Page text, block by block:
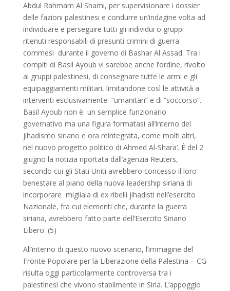
Abdul Rahmam Al Shami, per supervisionare i dossier
delle fazioni palestinesi e condurre un’indagine volta ad
individuare e perseguire tutti gli individui o gruppi
ritenuti responsabili di presunti crimini di guerra
commesi durante il governo di Bashar Al Assad. Tra i
compiti di Basil Ayoub vi sarebbe anche l’ordine, rivolto
ai gruppi palestinesi, di consegnare tutte le armi e gli
equipaggiamenti militari, limitandone così le attività a
interventi esclusivamente “umanitari” e di “soccorso”.
Basil Ayoub non è un semplice funzionario
governativo ma una figura formatasi all’interno del
jihadismo siriano e ora reintegrata, come molti altri,
nel nuovo progetto politico di Ahmed Al-Shara’. È del 2
giugno la notizia riportata dall’agenzia Reuters,
secondo cui gli Stati Uniti avrebbero concesso il loro
benestare al piano della nuova leadership siriana di
incorporare migliaia di ex ribelli jihadisti nell’esercito
Nazionale, fra cui elementi che, durante la guerra
siriana, avrebbero fatto parte dell’Esercito Siriano
Libero. (5)
All’interno di questo nuovo scenario, l’immagine del
Fronte Popolare per la Liberazione della Palestina – CG
risulta oggi particolarmente controversa tra i
palestinesi che vivono stabilmente in Siria. L’appoggio